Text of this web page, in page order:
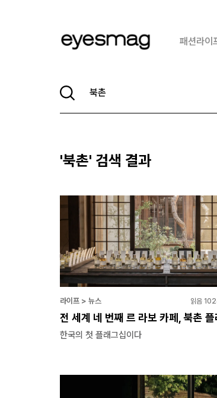
패션라이
'북촌' 검색 결과
라이프 > 뉴스 읽음
전 세계 네 번째 르 라보 카페, 북촌
한국의 첫 플래그십이다